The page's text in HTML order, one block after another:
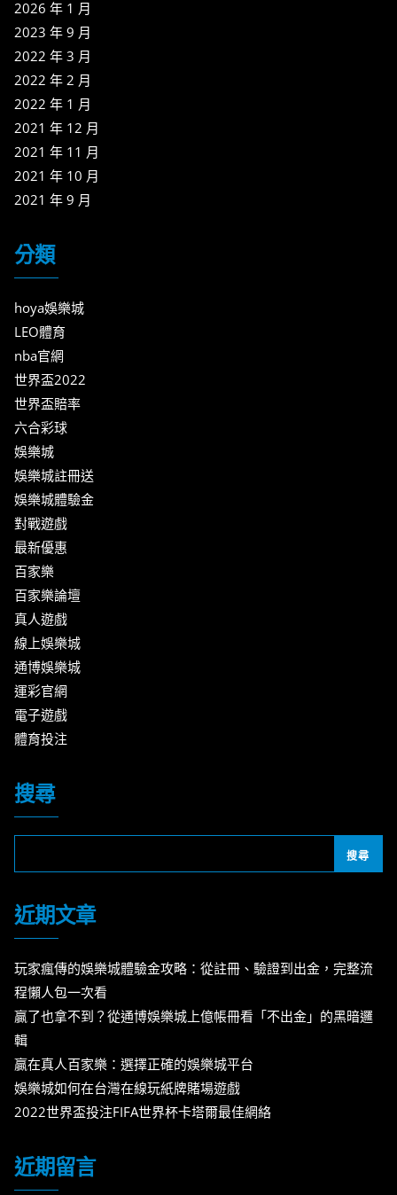
2026 年 1 月
2023 年 9 月
2022 年 3 月
2022 年 2 月
2022 年 1 月
2021 年 12 月
2021 年 11 月
2021 年 10 月
2021 年 9 月
分類
hoya娛樂城
LEO體育
nba官網
世界盃2022
世界盃賠率
六合彩球
娛樂城
娛樂城註冊送
娛樂城體驗金
對戰遊戲
最新優惠
百家樂
百家樂論壇
真人遊戲
線上娛樂城
通博娛樂城
運彩官網
電子遊戲
體育投注
搜尋
搜尋
近期文章
玩家瘋傳的娛樂城體驗金攻略：從註冊、驗證到出金，完整流
程懶人包一次看
贏了也拿不到？從通博娛樂城上億帳冊看「不出金」的黑暗邏
輯
贏在真人百家樂：選擇正確的娛樂城平台
娛樂城如何在台灣在線玩紙牌賭場遊戲
2022世界盃投注FIFA世界杯卡塔爾最佳網絡
近期留言